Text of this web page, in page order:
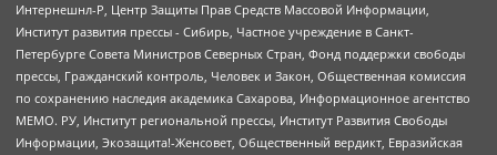
Интернешнл-Р, Центр Защиты Прав Средств Массовой Информации,
Институт развития прессы - Сибирь, Частное учреждение в Санкт-
Петербурге Совета Министров Северных Стран, Фонд поддержки свободы
прессы, Гражданский контроль, Человек и Закон, Общественная комиссия
по сохранению наследия академика Сахарова, Информационное агентство
МЕМО. РУ, Институт региональной прессы, Институт Развития Свободы
Информации, Экозащита!-Женсовет, Общественный вердикт, Евразийская